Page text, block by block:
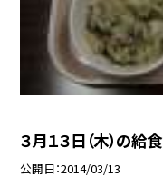
３月１３日（木）の給食
公開日 2014/03/13